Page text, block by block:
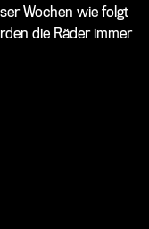
Wochen wie folgt
die Räder immer